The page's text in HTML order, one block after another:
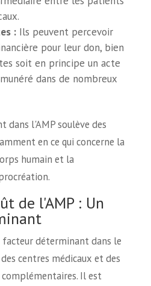
: Ils peuvent percevoir
pour leur don, bien
soit en principe un acte
dans de nombreux
dans l'AMP soulève des
en ce qui concerne la
humain et la
de l'AMP : Un
facteur déterminant dans le
centres médicaux et des
Il est